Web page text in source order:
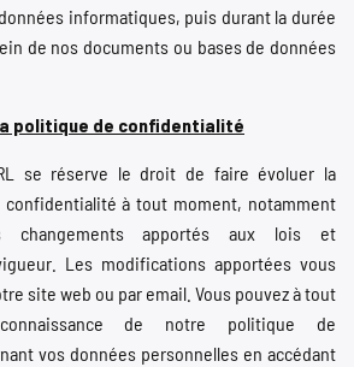
informatiques, puis durant la durée
de nos documents ou bases de données
politique de confidentialité
se réserve le droit de faire évoluer la
à tout moment, notamment
changements apportés aux lois et
Les modifications apportées vous
site web ou par email. Vous pouvez à tout
de notre politique de
vos données personnelles en accédant